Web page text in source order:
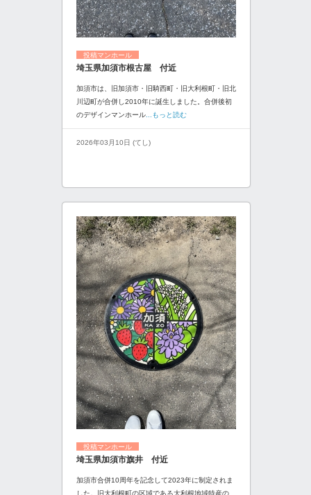
投稿マンホール
埼玉県加須市根古屋 付近
加須市は、旧加須市・旧騎西町・旧大利根町・旧北
川辺町が合併し2010年に誕生しました。合併後初
のデザインマンホール ...もっと読む
2026年03月10日 (てし)
投稿マンホール
埼玉県加須市旗井 付近
加須市合併10周年を記念して2023年に制定されま
した。旧大利根町の区域である大利根地域特産の